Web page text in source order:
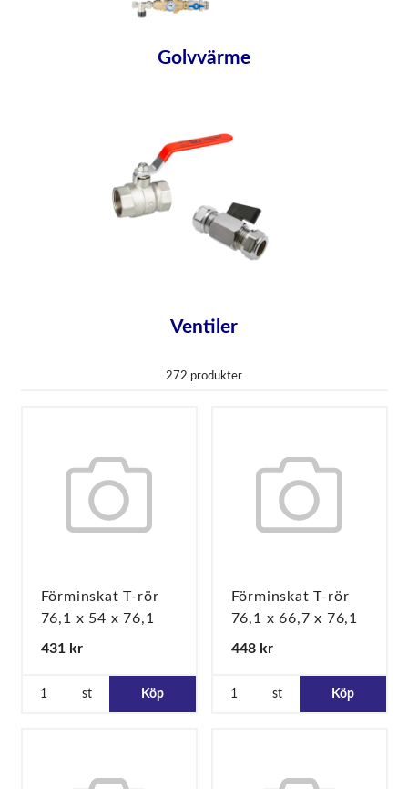
Golvvärme
Ventiler
272 produkter
Förminskat T-rör
76,1 x 54 x 76,1
431 kr
st Köp
Förminskat T-rör
76,1 x 66,7 x 76,1
448 kr
st Köp